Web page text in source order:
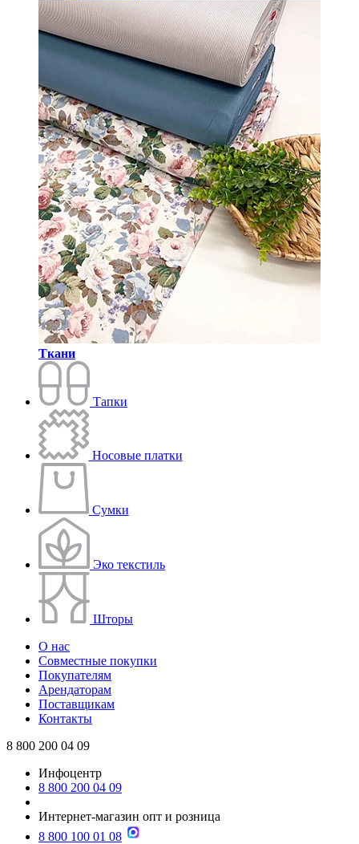
Ткани
Тапки
Носовые платки
Сумки
Эко текстиль
Шторы
О нас
Совместные покупки
Покупателям
Арендаторам
Поставщикам
Контакты
8 800 200 04 09
Инфоцентр
8 800 200 04 09
Интернет-магазин опт и розница
8 800 100 01 08